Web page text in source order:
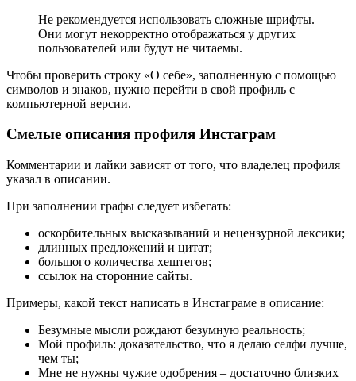
Не рекомендуется использовать сложные шрифты.
Они могут некорректно отображаться у других
пользователей или будут не читаемы.
Чтобы проверить строку «О себе», заполненную с помощью
символов и знаков, нужно перейти в свой профиль с
компьютерной версии.
Смелые описания профиля Инстаграм
Комментарии и лайки зависят от того, что владелец профиля
указал в описании.
При заполнении графы следует избегать:
оскорбительных высказываний и нецензурной лексики;
длинных предложений и цитат;
большого количества хештегов;
ссылок на сторонние сайты.
Примеры, какой текст написать в Инстаграме в описание:
Безумные мысли рождают безумную реальность;
Мой профиль: доказательство, что я делаю селфи лучше,
чем ты;
Мне не нужны чужие одобрения – достаточно близких